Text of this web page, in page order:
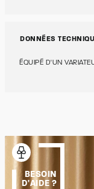
DONNÉES
ÉQUIPÉ D'UN
BESOIN
D'AIDE ?